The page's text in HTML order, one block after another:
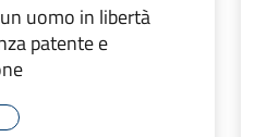
uomo in libertà
patente e